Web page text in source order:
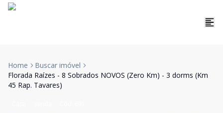
Home
Buscar imóvel
Florada Raízes - 8 Sobrados NOVOS (Zero Km) - 3 dorms (Km
45 Rap. Tavares)